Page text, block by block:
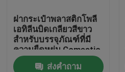
เกี่ยวกับเรา
ทัวร์โรงงาน
ฝากระเป๋าพลาสติกโพลี
เอทิลีนบิดเกลียวสีขาว
สำหรับบรรจุภัณฑ์ที่มี
ความยืดหยุ่น Comestic
ส่งคำถาม